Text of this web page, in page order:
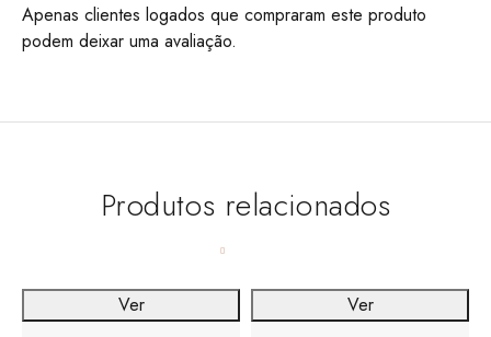
Apenas clientes logados que compraram este produto
podem deixar uma avaliação.
Produtos relacionados
Ver Ver